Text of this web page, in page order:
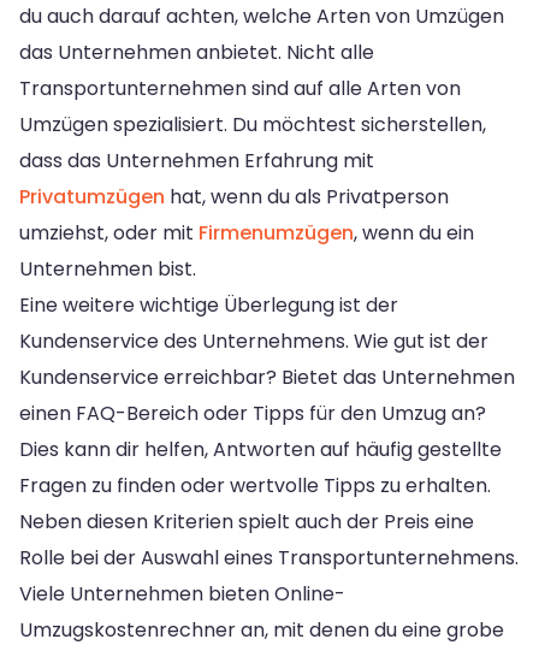
du auch darauf achten, welche Arten von Umzügen
das Unternehmen anbietet. Nicht alle
Transportunternehmen sind auf alle Arten von
Umzügen spezialisiert. Du möchtest sicherstellen,
dass das Unternehmen Erfahrung mit
Privatumzügen hat, wenn du als Privatperson
umziehst, oder mit Firmenumzügen, wenn du ein
Unternehmen bist.
Eine weitere wichtige Überlegung ist der
Kundenservice des Unternehmens. Wie gut ist der
Kundenservice erreichbar? Bietet das Unternehmen
einen FAQ-Bereich oder Tipps für den Umzug an?
Dies kann dir helfen, Antworten auf häufig gestellte
Fragen zu finden oder wertvolle Tipps zu erhalten.
Neben diesen Kriterien spielt auch der Preis eine
Rolle bei der Auswahl eines Transportunternehmens.
Viele Unternehmen bieten Online-
Umzugskostenrechner an, mit denen du eine grobe